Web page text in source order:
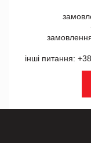
інші питання: